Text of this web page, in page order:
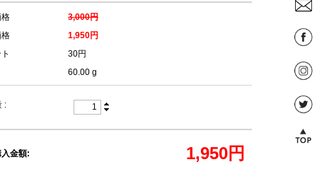
3,000円
1,950円
30円
60.00 g
:
金額: 1,950円